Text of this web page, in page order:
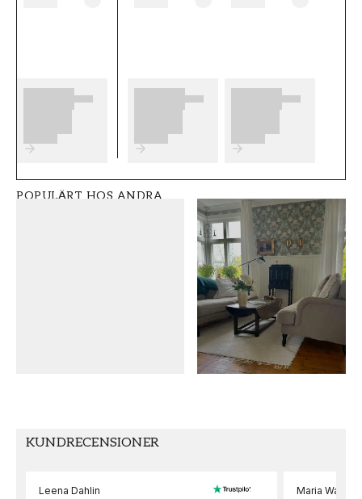
Produktdetaljer
SKU
Grandeco
STIL
0,53
MÖNSTER
Enfärgad
FÄRG
Grön
TAPETTYP
Rak
POPULÄRT HOS ANDRA
KUNDRECENSIONER
Leena Dahlin Maria